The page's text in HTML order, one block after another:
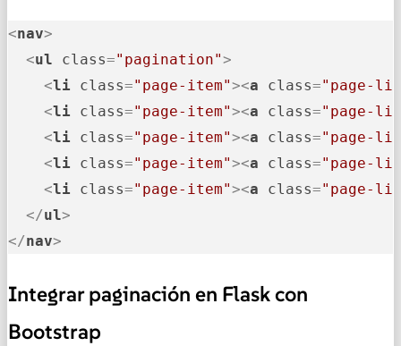
<nav>
<ul class="pagination">
<li class="page-item"><a class="page-
<li class="page-item"><a class="page-
<li class="page-item"><a class="page-
<li class="page-item"><a class="page-
<li class="page-item"><a class="page-
</ul>
</nav>
Integrar paginación en Flask con
Bootstrap